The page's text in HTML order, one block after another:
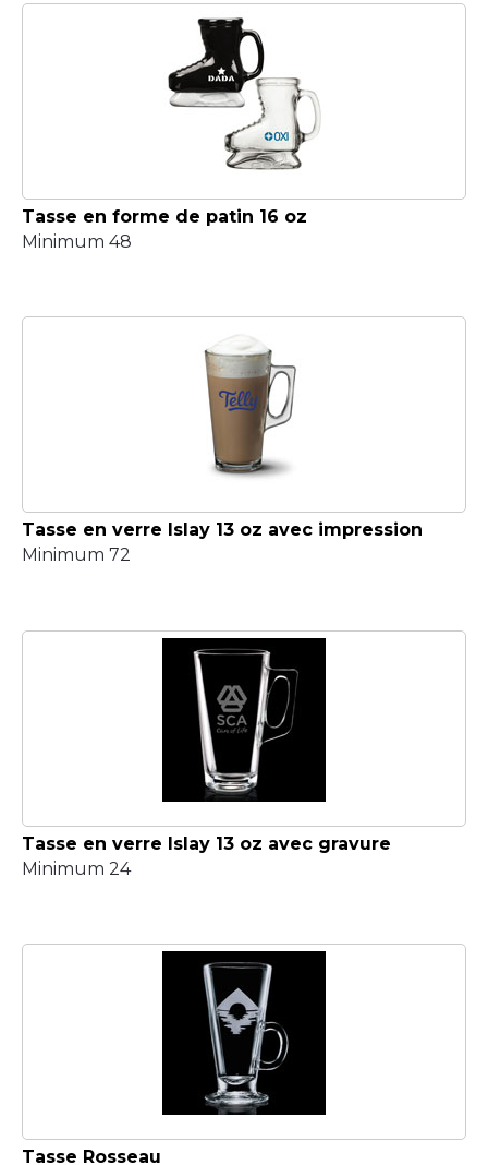
Tasse en forme de patin 16 oz
Minimum 48
Tasse en verre Islay 13 oz avec impression
Minimum 72
Tasse en verre Islay 13 oz avec gravure
Minimum 24
Tasse Rosseau